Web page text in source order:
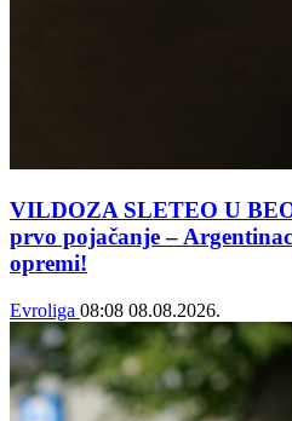
VILDOZA SLETEO U
prvo pojačanje –
opremi!
Evroliga 08:08 08.08.2026.